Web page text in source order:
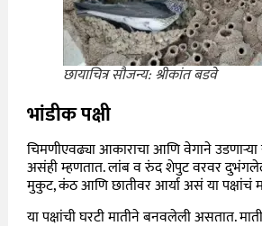
छायाचित्र सौजन्य: श्रीकांत बडवे
भांडीक पक्षी
चिमणीएवढ्या आकाराचा आणि वेगाने उडणाऱ्या
असंही म्हणतात. लांब व रुंद शेपुट वरवर
मुकुट, कंठ आणि छातीवर आर्या असं या
या पक्षांची घरटी मातीने बनवलेली असतात.